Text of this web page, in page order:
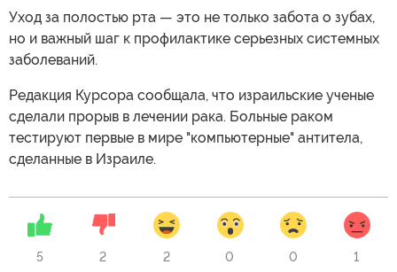
Уход за полостью рта — это не только забота о зубах,
но и важный шаг к профилактике серьезных системных
заболеваний.
Редакция Курсора сообщала, что израильские ученые
сделали прорыв в лечении рака. Больные раком
тестируют первые в мире "компьютерные" антитела,
сделанные в Израиле.
5 2 2 0 0 1